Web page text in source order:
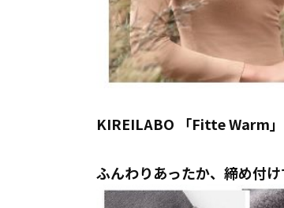
KIREILABO 「Fitte Warm
ふんわりあったか、締め付